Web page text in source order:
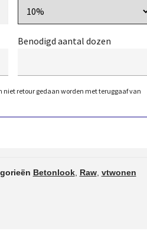
Benodigd aantal dozen
niet retour gedaan worden met teruggaaf van
Betonlook, Raw, vtwonen